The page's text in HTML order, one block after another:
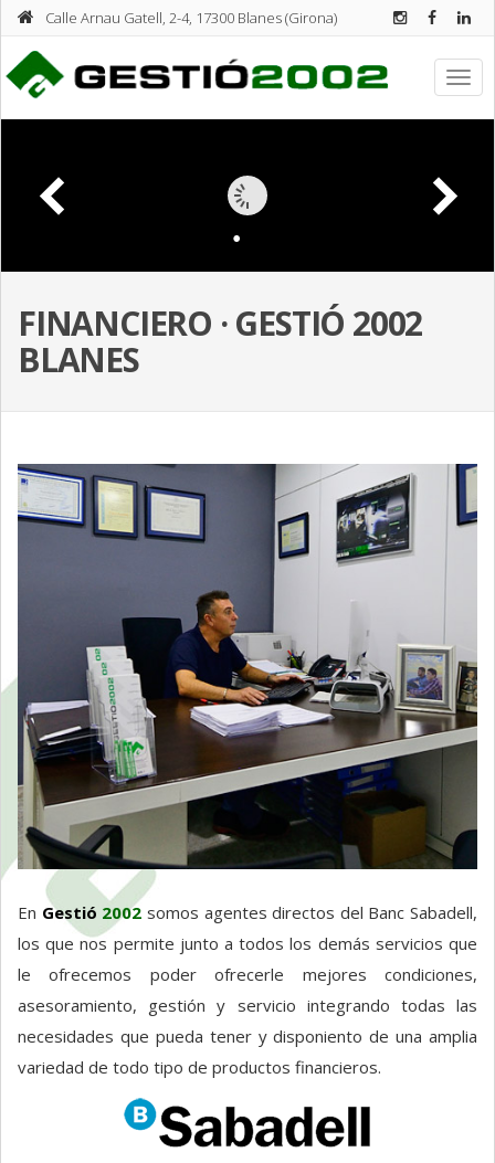
Calle Arnau Gatell, 2-4, 17300 Blanes (Girona)
FINANCIERO · GESTIÓ 2002
BLANES
En Gestió 2002 somos agentes directos del Banc Sabadell,
los que nos permite junto a todos los demás servicios que
le ofrecemos poder ofrecerle mejores condiciones,
asesoramiento, gestión y servicio integrando todas las
necesidades que pueda tener y disponiento de una amplia
variedad de todo tipo de productos financieros.